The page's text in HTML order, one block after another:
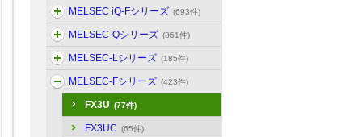
MELSEC iQ-Fシリーズ (693件)
MELSEC-Qシリーズ (861件)
MELSEC-Lシリーズ (185件)
MELSEC-Fシリーズ (423件)
FX3U (77件)
FX3UC (65件)